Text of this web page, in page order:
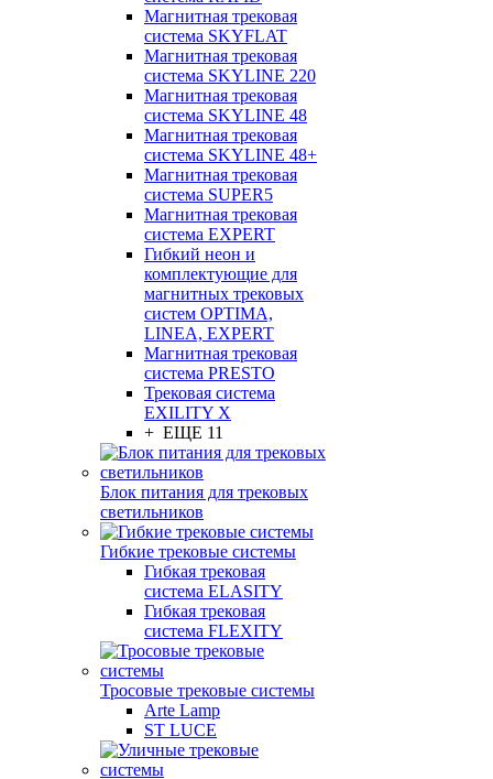
Магнитная трековая
система SKYFLAT
Магнитная трековая
система SKYLINE 220
Магнитная трековая
система SKYLINE 48
Магнитная трековая
система SKYLINE 48+
Магнитная трековая
система SUPER5
Магнитная трековая
система EXPERT
Гибкий неон и
комплектующие для
магнитных трековых
систем OPTIMA,
LINEA, EXPERT
Магнитная трековая
система PRESTO
Трековая система
EXILITY X
+ ЕЩЕ 11
Блок питания для трековых
светильников
Гибкие трековые системы
Гибкая трековая
система ELASITY
Гибкая трековая
система FLEXITY
Тросовые трековые системы
Arte Lamp
ST LUCE